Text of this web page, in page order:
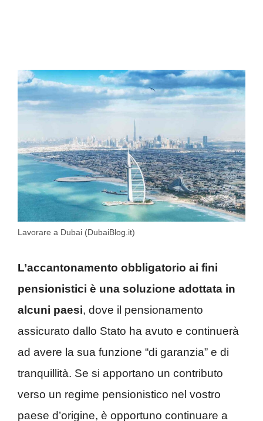
Lavorare a Dubai (DubaiBlog.it)
L’accantonamento obbligatorio ai fini
pensionistici è una soluzione adottata in
alcuni paesi, dove il pensionamento
assicurato dallo Stato ha avuto e continuerà
ad avere la sua funzione “di garanzia” e di
tranquillità. Se si apportano un contributo
verso un regime pensionistico nel vostro
paese d’origine, è opportuno continuare a